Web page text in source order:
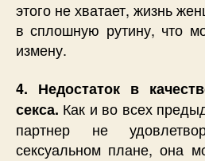
этого не хватает, жизнь
в сплошную рутину, что
измену.
4. Недостаток в
секса. Как и во всех
партнер не
сексуальном плане, она